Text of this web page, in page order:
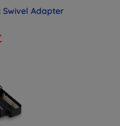
Swivel Adapter